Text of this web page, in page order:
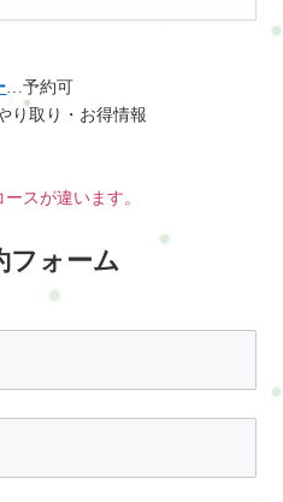
…予約可
り取り・お得情報
スが違います。
フォーム